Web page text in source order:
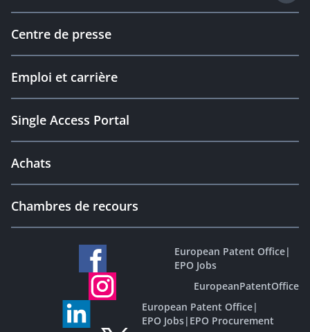
Centre de presse
Emploi et carrière
Single Access Portal
Achats
Chambres de recours
European Patent Office|
EPO Jobs
EuropeanPatentOffice
European Patent Office|
EPO Jobs| EPO Procurement